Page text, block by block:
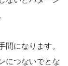
間になります。
につないでとな